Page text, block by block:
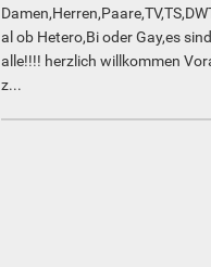
al ob Hetero,Bi oder Gay,es sind
alle!!!! herzlich willkommen
z...